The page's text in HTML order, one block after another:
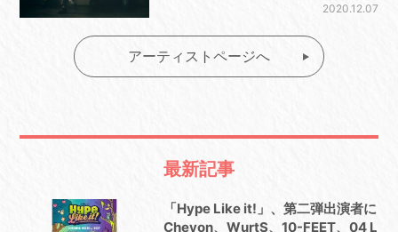
2020.12.07
アーティストページへ
最新記事
「Hype Like it!」、第二弾出演者に
Chevon、WurtS、10-FEET、04 L